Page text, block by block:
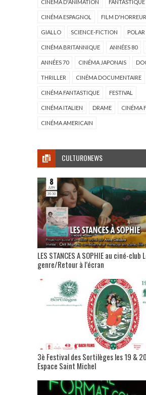
CINÉMA D'ANIMATION FANTASTIQUE
CINÉMA ESPAGNOL FILM D'HORREUR
GIALLO SCIENCE-FICTION POLAR
CINÉMA BRITANNIQUE ANNÉES 80
ANNÉES 70 CINÉMA JAPONAIS
THRILLER CINÉMA DOCUMENTAIRE
CINÉMA FANTASTIQUE FESTIVAL
CINÉMA ITALIEN DRAME CINÉMA
CINÉMA AMERICAIN
CULTURONEWS
LES STANCES A SOPHIE au ciné-club
genre/Retour à l’écran
3è Festival des Sortilèges les 19 &
Espace Saint Michel